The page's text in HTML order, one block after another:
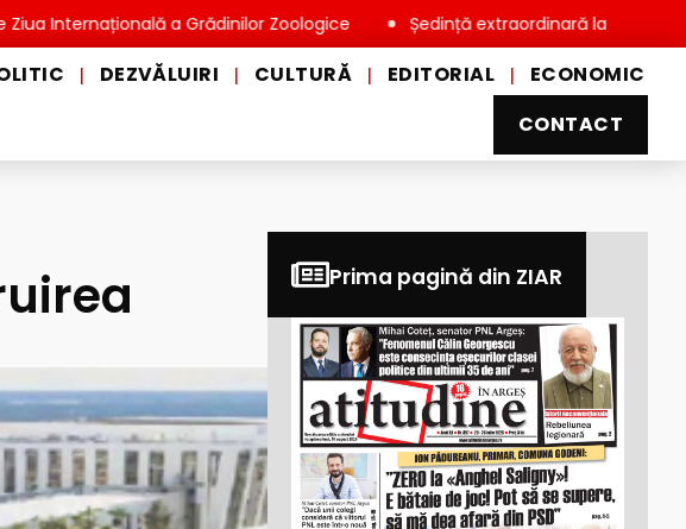
a Grădinilor Zoologice Ședință extraordinară la Consiliul Local
| DEZVĂLUIRI | CULTURĂ | EDITORIAL |
ECONOMIC
CONTACT
Prima pagină din ZIAR